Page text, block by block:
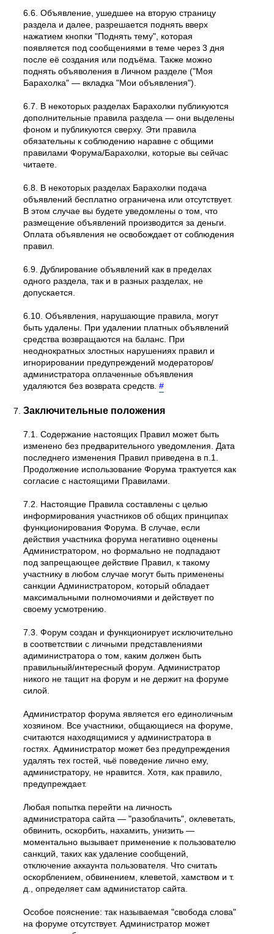
6.6. Объявление, ушедшее на вторую страницу
раздела и далее, разрешается поднять вверх
нажатием кнопки "Поднять тему", которая
появляется под сообщениями в теме через 3 дня
после её создания или подъёма. Также можно
поднять объяволения в Личном разделе ("Моя
Барахолка" — вкладка "Мои объявления").
6.7. В некоторых разделах Барахолки публикуются
дополнительные правила раздела — они выделены
фоном и публикуются сверху. Эти правила
обязательны к соблюдению наравне с общими
правилами Форума/Барахолки, которые вы сейчас
читаете.
6.8. В некоторых разделах Барахолки подача
объявлений бесплатно ограничена или отсутствует.
В этом случае вы будете уведомлены о том, что
размещение объявлений производится за деньги.
Оплата объявления не освобождает от соблюдения
правил.
6.9. Дублирование объявлений как в пределах
одного раздела, так и в разных разделах, не
допускается.
6.10. Объявления, нарушающие правила, могут
быть удалены. При удалении платных объявлений
средства возвращаются на баланс. При
неоднократных злостных нарушениях правил и
игнорировании предупреждений модераторов/
администратора оплаченные объявления
удаляются без возврата средств.#
Заключительные положения
7.1. Содержание настоящих Правил может быть
изменено без предварительного уведомления. Дата
последнего изменения Правил приведена в п.1.
Продолжение использование Форума трактуется как
согласие с настоящими Правилами.
7.2. Настоящие Правила составлены с целью
информирования участников об общих принципах
функционирования Форума. В случае, если
действия участника форума негативно оценены
Администратором, но формально не подпадают
под запрещающее действие Правил, к такому
участнику в любом случае могут быть применены
санкции Администратором, который обладает
максимальными полномочиями и действует по
своему усмотрению.
7.3. Форум создан и функционирует исключительно
в соответствии с личными представлениями
адиминистратора о том, каким должен быть
правильный/интересный форум. Администратор
никого не тащит на форум и не держит на форуме
силой.
Администратор форума является его единоличным
хозяином. Все участники, общающиеся на форуме,
считаются находящимися у администратора в
гостях. Администратор может без предупреждения
удалять тех гостей, чьё поведение лично ему,
администратору, не нравится. Хотя, как правило,
предупреждает.
Любая попытка перейти на личность
администратора сайта — "разоблачить", оклеветать,
обвинить, оскорбить, нахамить, унизить —
моментально вызывает применение к пользователю
санкций, таких как удаление сообщений,
отключение аккаунта пользователя. Что считать
оскорблением, обвинением, клеветой, хамством и т.
д., определяет сам администатор сайта.
Особое пояснение: так называемая "свобода слова"
на форуме отсутствует. Администратор может